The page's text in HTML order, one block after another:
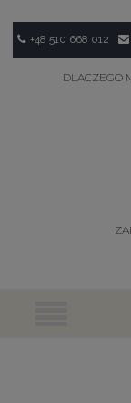
+48 510 668 012
DLACZEGO